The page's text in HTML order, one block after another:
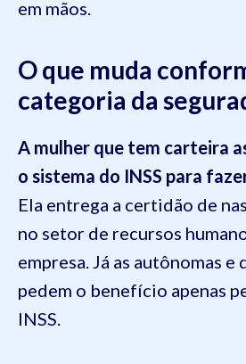
em mãos.
O que muda
categoria da
A mulher que tem carteira
o sistema do INSS para
Ela entrega a certidão de
no setor de recursos
empresa. Já as autônomas e
pedem o benefício apenas
INSS.